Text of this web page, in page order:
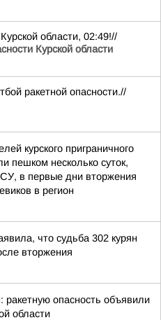
области, 02:49!//
Курской области
ракетной опасности.//
курского приграничного
пешком несколько суток,
в первые дни вторжения
в регион
что судьба 302 курян
вторжения
ракетную опасность объявили
области